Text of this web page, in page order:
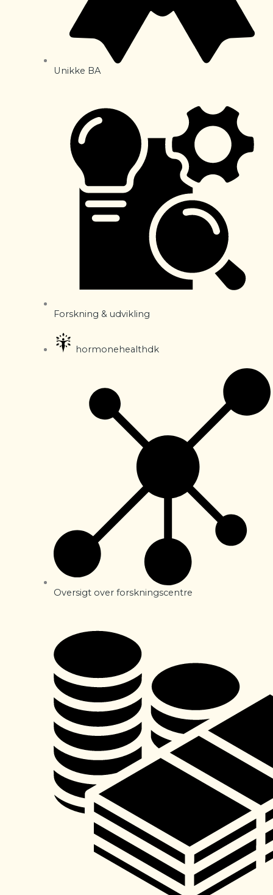
Unikke BA
Forskning & udvikling
hormonehealthdk
Oversigt over forskningscentre